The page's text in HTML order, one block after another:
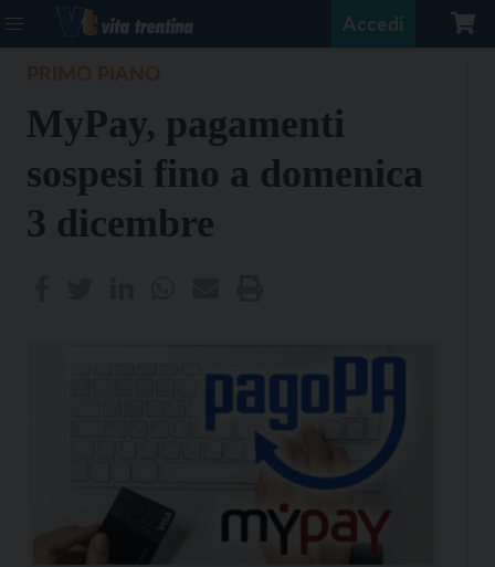
Accedi
MyPay, pagamenti
sospesi fino a domenica
3 dicembre